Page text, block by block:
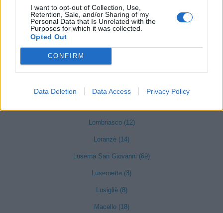
I want to opt-out of Collection, Use,
Retention, Sale, and/or Sharing of my
Personal Data that Is Unrelated with the
Purposes for which it was collected.
Opted Out
CONFIRM
Data Deletion Data Access Privacy Policy
Lanzo Torinese (99)
Lauriano (8)
Levone (5)
Locana (11)
Lombriasco (12)
Loranzè (14)
Luserna San Giovanni (69)
Lusernetta (3)
Lusigliè (8)
Macello (18)